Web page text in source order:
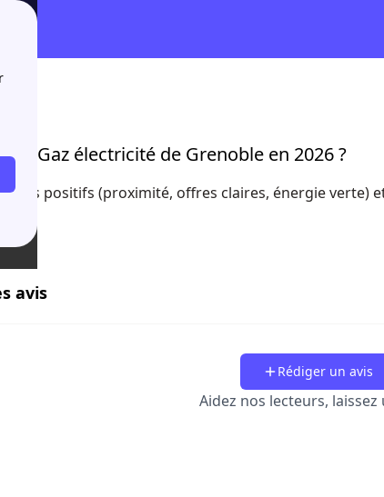
Gaz électricité de Grenoble en 2026 ?
positifs (proximité, offres claires, énergie verte)
avis
Rédiger un avis
Aidez nos lecteurs, laissez